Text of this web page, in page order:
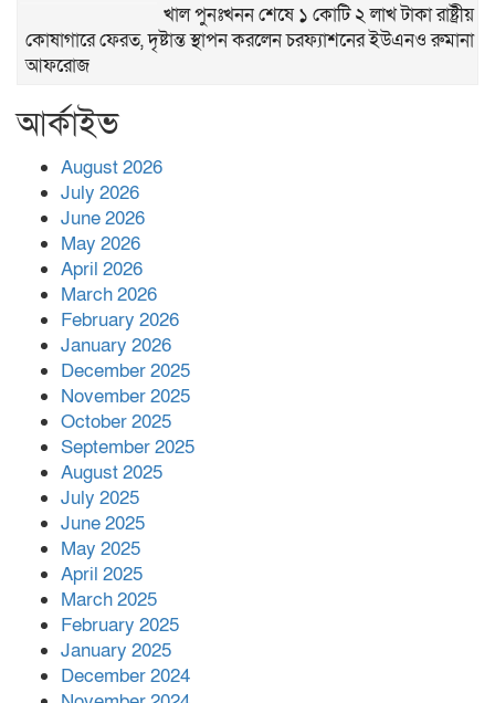
খাল পুনঃখনন শেষে ১ কোটি ২ লাখ টাকা রাষ্ট্রীয়
কোষাগারে ফেরত, দৃষ্টান্ত স্থাপন করলেন চরফ্যাশনের ইউএনও রুমানা
আফরোজ
প্রসাদ দাসের সহকারী অধ্যাপক পদে পদোন্নতি।
স্থাপন করলেন ইউএনও বেদবতী মিস্ত্রী।
‘জ্বিন হাজিরে স্বর্ণ দ্বিগুণ’— প্রতারণার ফাঁদে ১৭
নারী,দুলারহাটে চক্রের ৪ সদস্য গ্রেফতার।
৩০ জুলাই একযোগে এসএসসির ফল প্রকাশ।
আর্কাইভ
August 2026
July 2026
June 2026
May 2026
April 2026
March 2026
February 2026
January 2026
December 2025
November 2025
October 2025
September 2025
August 2025
July 2025
June 2025
May 2025
April 2025
March 2025
February 2025
January 2025
December 2024